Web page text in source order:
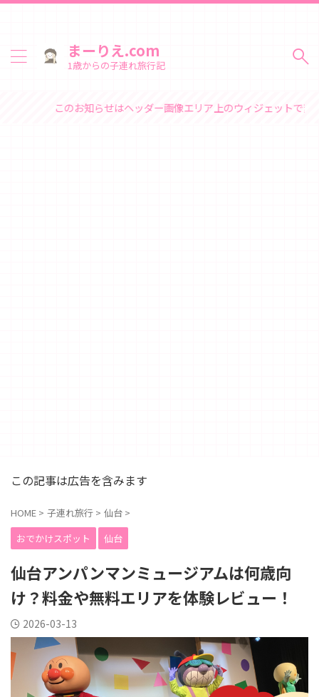
まーりえ.com
1歳からの子連れ旅行記
お知らせはヘッダー画像エリア上のウィジェットで変更できます
この記事は広告を含みます
HOME > 子連れ旅行 > 仙台 >
おでかけスポット
仙台
仙台アンパンマンミュージアムは何歳向
け？料金や無料エリアを体験レビュー！
2026-03-13